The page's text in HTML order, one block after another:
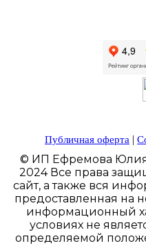
Публичная оферта |
© ИП Ефремова
2024 Все права
сайт, а также вся
предоставленная на
информационный
условиях не
определяемой